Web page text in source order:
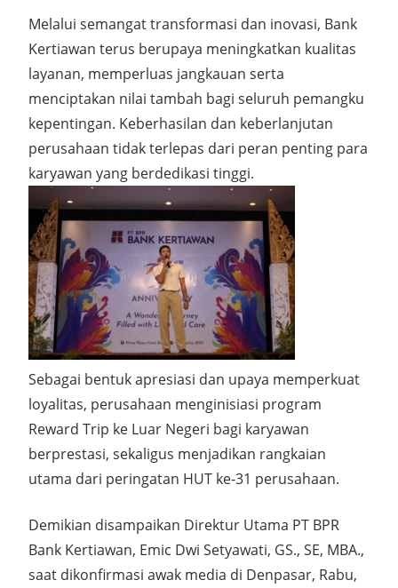
Melalui semangat transformasi dan inovasi, Bank
Kertiawan terus berupaya meningkatkan kualitas
layanan, memperluas jangkauan serta
menciptakan nilai tambah bagi seluruh pemangku
kepentingan. Keberhasilan dan keberlanjutan
perusahaan tidak terlepas dari peran penting para
karyawan yang berdedikasi tinggi.
Sebagai bentuk apresiasi dan upaya memperkuat
loyalitas, perusahaan menginisiasi program
Reward Trip ke Luar Negeri bagi karyawan
berprestasi, sekaligus menjadikan rangkaian
utama dari peringatan HUT ke-31 perusahaan.
Demikian disampaikan Direktur Utama PT BPR
Bank Kertiawan, Emic Dwi Setyawati, GS., SE, MBA.,
saat dikonfirmasi awak media di Denpasar, Rabu,